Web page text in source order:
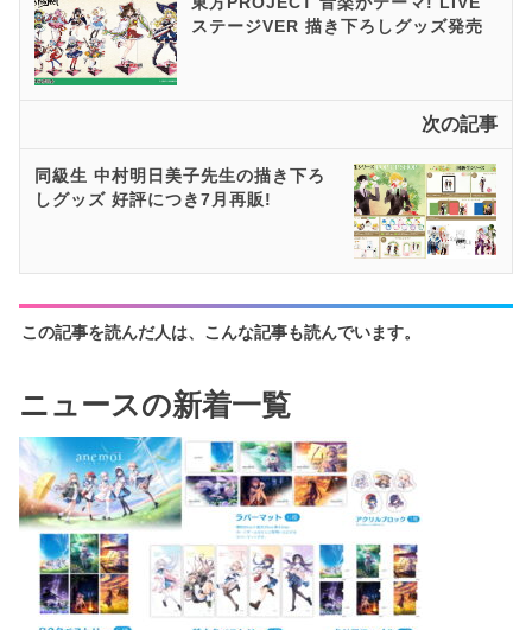
ステージVER 描き下ろしグッズ発売
次の記事
同級生 中村明日美子先生の描き下ろ
しグッズ 好評につき7月再販!
この記事を読んだ人は、こんな記事も読んでいます。
ニュースの新着一覧